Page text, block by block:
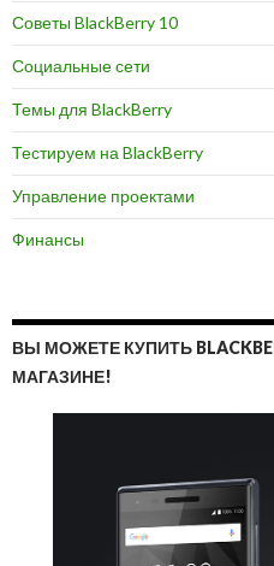
Советы BlackBerry 10
Социальные сети
Темы для BlackBerry
Тестируем на BlackBerry
Управление проектами
Финансы
ВЫ МОЖЕТЕ КУПИТЬ
МАГАЗИНЕ!